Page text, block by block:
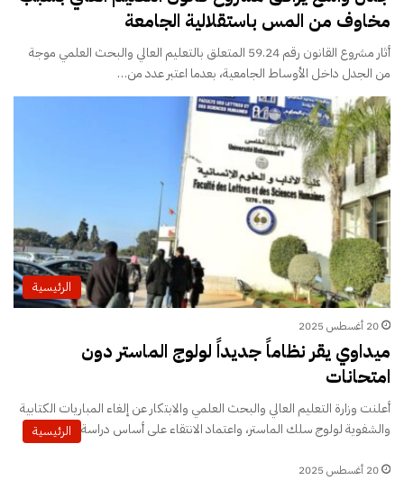
مخاوف من المس باستقلالية الجامعة
أثار مشروع القانون رقم 59.24 المتعلق بالتعليم العالي والبحث العلمي موجة
من الجدل داخل الأوساط الجامعية، بعدما اعتبر عدد من…
الرئيسية
20 أغسطس 2025
ميداوي يقر نظاماً جديداً لولوج الماستر دون
امتحانات
أعلنت وزارة التعليم العالي والبحث العلمي والابتكار عن إلغاء المباريات الكتابية
والشفوية لولوج سلك الماستر، واعتماد الانتقاء على أساس دراسة…
الرئيسية
20 أغسطس 2025